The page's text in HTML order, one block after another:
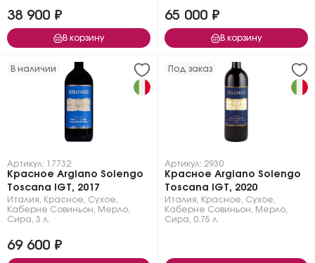
38 900 ₽
В корзину
65 000 ₽
В корзину
В наличии
Артикул: 17732
Красное Argiano Solengo
Toscana IGT, 2017
Италия Красное Сухое
Каберне Совиньон
Мерло
Сира 3 л.
69 600 ₽
Под заказ
Артикул: 2930
Красное Argiano Solengo
Toscana IGT, 2020
Италия Красное Сухое
Каберне Совиньон
Мерло
Сира
0.75 л.